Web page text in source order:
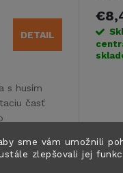
sme vám umožnili
zlepšovali jej
DETAIL
s husím
časť